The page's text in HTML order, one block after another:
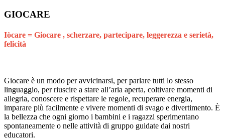
GIOCARE
Iòcare = Giocare , scherzare, partecipare, leggerezza e serietà,
felicità
Giocare è un modo per avvicinarsi, per parlare tutti lo stesso
linguaggio, per riuscire a stare all’aria aperta, coltivare momenti di
allegria, conoscere e rispettare le regole, recuperare energia,
imparare più facilmente e vivere momenti di svago e divertimento. È
la bellezza che ogni giorno i bambini e i ragazzi sperimentano
spontaneamente o nelle attività di gruppo guidate dai nostri
educatori.